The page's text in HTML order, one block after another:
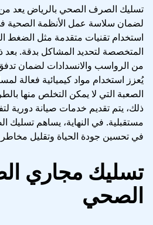
تسليك الصرف الصحي بالرياض يعد
لضمان سلاسة عمل الأنظمة الصحية في
استخدام تقنيات متقدمة مثل الضغط
المتخصصة لتحديد المشاكل بدقة. بعد
من الرواسب والانسدادات لضمان
يُعزز استخدام مواد كيميائية فعالة
الصعبة التي لا يمكن التخلص منها
ذلك، يتم تقديم خدمات صيانة دورية
مستقبلية. في النهاية، يساهم
في تحسين جودة الحياة وتقليل مخاطر
تسليك مجاري
الصحي